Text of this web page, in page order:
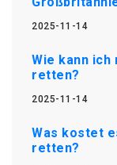
2025-11-14
Wie kann ich
retten?
2025-11-14
Was kostet
retten?